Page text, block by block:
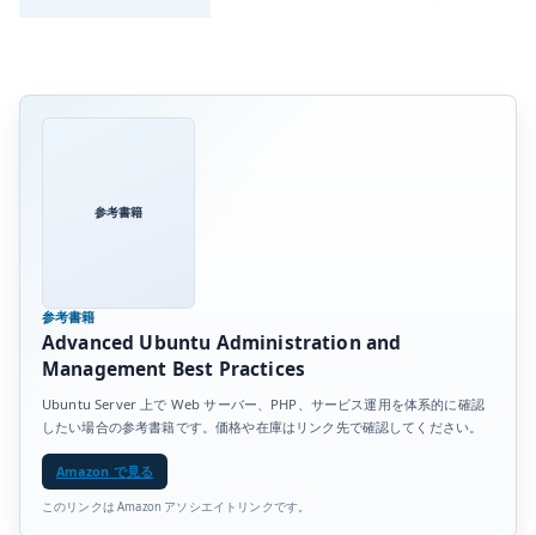
参考書籍
参考書籍
Advanced Ubuntu Administration and
Management Best Practices
Ubuntu Server 上で Web サーバー、PHP、サービス運用を体系的に確認
したい場合の参考書籍です。価格や在庫はリンク先で確認してください。
Amazon で見る
このリンクは Amazon アソシエイトリンクです。